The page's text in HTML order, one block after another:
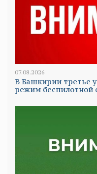
07.08.2026
В Башкирии третье
режим беспилотной